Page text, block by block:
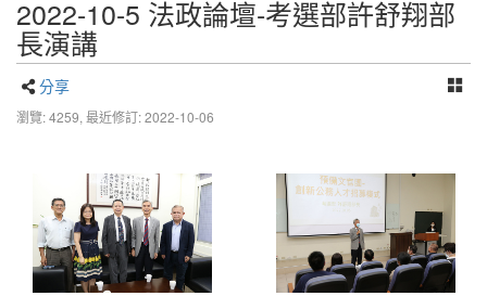
2022-10-5 法政論壇-考選部許舒翔部
長演講
分享
瀏覽: 4259, 最近修訂: 2022-10-06